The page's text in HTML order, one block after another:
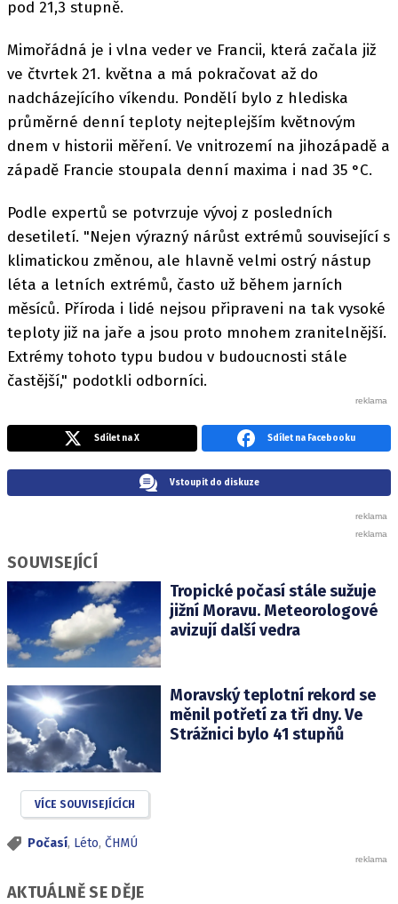
pod 21,3 stupně.
Mimořádná je i vlna veder ve Francii, která začala již
ve čtvrtek 21. května a má pokračovat až do
nadcházejícího víkendu. Pondělí bylo z hlediska
průměrné denní teploty nejteplejším květnovým
dnem v historii měření. Ve vnitrozemí na jihozápadě a
západě Francie stoupala denní maxima i nad 35 °C.
Podle expertů se potvrzuje vývoj z posledních
desetiletí. "Nejen výrazný nárůst extrémů související s
klimatickou změnou, ale hlavně velmi ostrý nástup
léta a letních extrémů, často už během jarních
měsíců. Příroda i lidé nejsou připraveni na tak vysoké
teploty již na jaře a jsou proto mnohem zranitelnější.
Extrémy tohoto typu budou v budoucnosti stále
častější," podotkli odborníci.
Sdílet na X Sdílet na Facebooku
Vstoupit do diskuze
SOUVISEJÍCÍ
Tropické počasí stále sužuje
jižní Moravu. Meteorologové
avizují další vedra
Moravský teplotní rekord se
měnil potřetí za tři dny. Ve
Strážnici bylo 41 stupňů
VÍCE SOUVISEJÍCÍCH
Počasí, Léto, ČHMÚ
AKTUÁLNĚ SE DĚJE